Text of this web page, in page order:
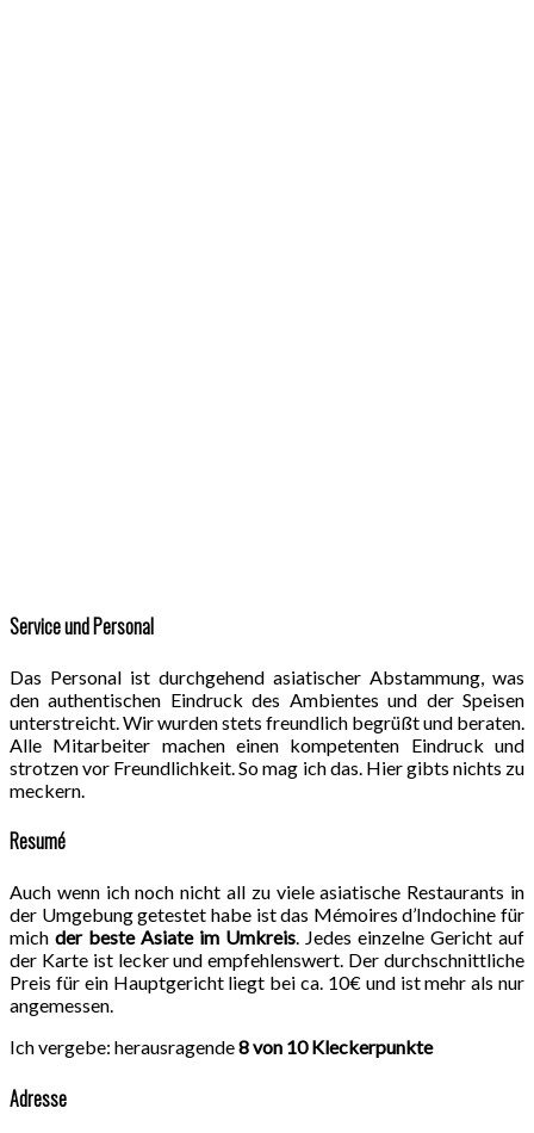
Service und Personal
Das Personal ist durchgehend asiatischer Abstammung, was
den authentischen Eindruck des Ambientes und der Speisen
unterstreicht. Wir wurden stets freundlich begrüßt und beraten.
Alle Mitarbeiter machen einen kompetenten Eindruck und
strotzen vor Freundlichkeit. So mag ich das. Hier gibts nichts zu
meckern.
Resumé
Auch wenn ich noch nicht all zu viele asiatische Restaurants in
der Umgebung getestet habe ist das Mémoires d’Indochine für
mich der beste Asiate im Umkreis. Jedes einzelne Gericht auf
der Karte ist lecker und empfehlenswert. Der durchschnittliche
Preis für ein Hauptgericht liegt bei ca. 10€ und ist mehr als nur
angemessen.
Ich vergebe: herausragende8 von 10 Kleckerpunkte
Adresse